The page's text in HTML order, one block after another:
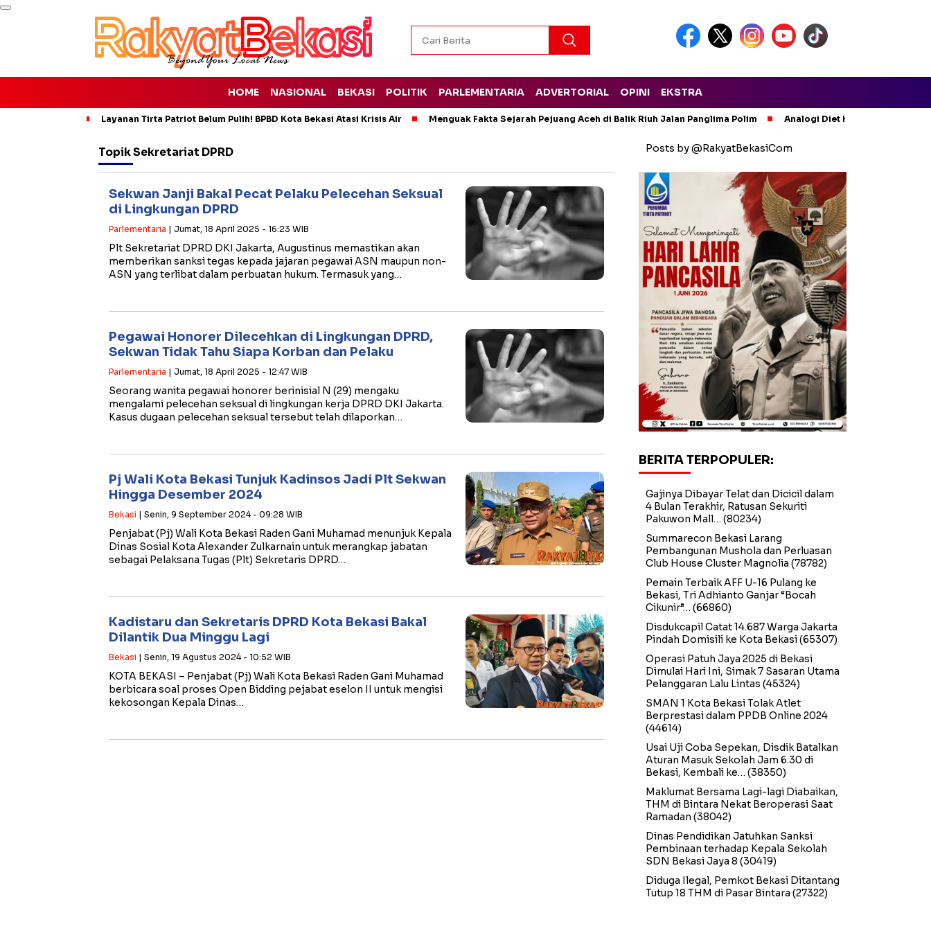
HOME NASIONAL BEKASI POLITIK PARLEMENTARIA ADVERTORIAL OPINI EKSTRA
Layanan Tirta Patriot Belum Pulih! BPBD Kota Bekasi Atasi Krisis Air Menguak Fakta Sejarah Pejuang Aceh di Balik Riuh Jalan Panglima Polim Analogi Diet Korupsi: Alarm
TopikSekretariat DPRD
Sekwan Janji Bakal Pecat Pelaku Pelecehan Seksual
di Lingkungan DPRD
Parlementaria | Jumat, 18 April 2025 - 16:23 WIB
Plt Sekretariat DPRD DKI Jakarta, Augustinus memastikan akan
memberikan sanksi tegas kepada jajaran pegawai ASN maupun non-
ASN yang terlibat dalam perbuatan hukum. Termasuk yang…
Pegawai Honorer Dilecehkan di Lingkungan DPRD,
Sekwan Tidak Tahu Siapa Korban dan Pelaku
Parlementaria | Jumat, 18 April 2025 - 12:47 WIB
Seorang wanita pegawai honorer berinisial N (29) mengaku
mengalami pelecehan seksual di lingkungan kerja DPRD DKI Jakarta.
Kasus dugaan pelecehan seksual tersebut telah dilaporkan…
Pj Wali Kota Bekasi Tunjuk Kadinsos Jadi Plt Sekwan
Hingga Desember 2024
Bekasi | Senin, 9 September 2024 - 09:28 WIB
Penjabat (Pj) Wali Kota Bekasi Raden Gani Muhamad menunjuk Kepala
Dinas Sosial Kota Alexander Zulkarnain untuk merangkap jabatan
sebagai Pelaksana Tugas (Plt) Sekretaris DPRD…
Kadistaru dan Sekretaris DPRD Kota Bekasi Bakal
Dilantik Dua Minggu Lagi
Bekasi | Senin, 19 Agustus 2024 - 10:52 WIB
KOTA BEKASI – Penjabat (Pj) Wali Kota Bekasi Raden Gani Muhamad
berbicara soal proses Open Bidding pejabat eselon II untuk mengisi
kekosongan Kepala Dinas…
Posts by @RakyatBekasiCom
BERITA TERPOPULER:
Gajinya Dibayar Telat dan Dicicil dalam
4 Bulan Terakhir, Ratusan Sekuriti
Pakuwon Mall… (80234)
Summarecon Bekasi Larang
Pembangunan Mushola dan Perluasan
Club House Cluster Magnolia (78782)
Pemain Terbaik AFF U-16 Pulang ke
Bekasi, Tri Adhianto Ganjar “Bocah
Cikunir”… (66860)
Disdukcapil Catat 14.687 Warga Jakarta
Pindah Domisili ke Kota Bekasi(65307)
Operasi Patuh Jaya 2025 di Bekasi
Dimulai Hari Ini, Simak 7 Sasaran Utama
Pelanggaran Lalu Lintas (45324)
SMAN 1 Kota Bekasi Tolak Atlet
Berprestasi dalam PPDB Online 2024
(44614)
Usai Uji Coba Sepekan, Disdik Batalkan
Aturan Masuk Sekolah Jam 6.30 di
Bekasi, Kembali ke… (38350)
Maklumat Bersama Lagi-lagi Diabaikan,
THM di Bintara Nekat Beroperasi Saat
Ramadan (38042)
Dinas Pendidikan Jatuhkan Sanksi
Pembinaan terhadap Kepala Sekolah
SDN Bekasi Jaya 8 (30419)
Diduga Ilegal, Pemkot Bekasi Ditantang
Tutup 18 THM di Pasar Bintara (27322)